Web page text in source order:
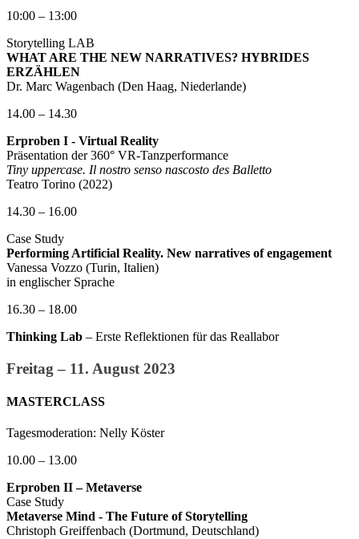
10:00 – 13:00
Storytelling LAB
WHAT ARE THE NEW NARRATIVES? HYBRIDES
ERZÄHLEN
Dr. Marc Wagenbach (Den Haag, Niederlande)
14.00 – 14.30
Erproben I - Virtual Reality
Präsentation der 360° VR-Tanzperformance
Tiny uppercase. Il nostro senso nascosto des Balletto
Teatro Torino (2022)
14.30 – 16.00
Case Study
Performing Artificial Reality. New narratives of engagement
Vanessa Vozzo (Turin, Italien)
in englischer Sprache
16.30 – 18.00
Thinking Lab – Erste Reflektionen für das Reallabor
Freitag – 11. August 2023
MASTERCLASS
Tagesmoderation: Nelly Köster
10.00 – 13.00
Erproben II – Metaverse
Case Study
Metaverse Mind - The Future of Storytelling
Christoph Greiffenbach (Dortmund, Deutschland)